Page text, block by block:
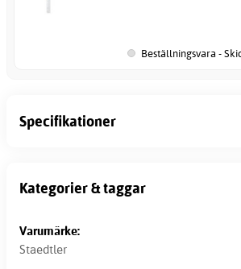
Beställningsvara -
Specifikationer
Kategorier & taggar
Varumärke:
Staedtler